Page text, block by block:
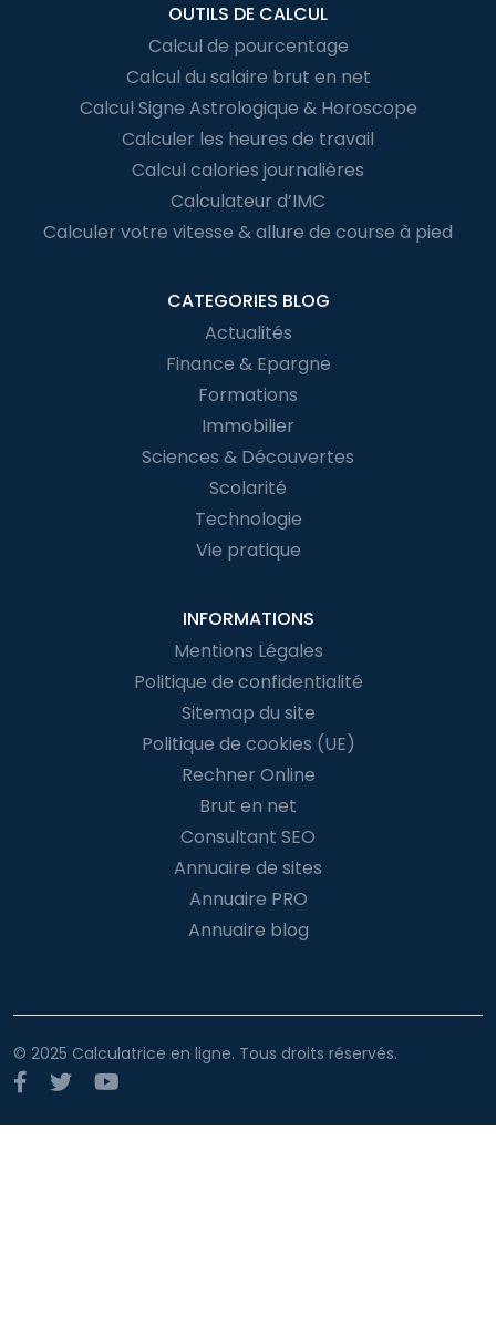
OUTILS DE CALCUL
Calcul de pourcentage
Calcul du salaire brut en net
Calcul Signe Astrologique & Horoscope
Calculer les heures de travail
Calcul calories journalières
Calculateur d’IMC
Calculer votre vitesse & allure de course à pied
CATEGORIES BLOG
Actualités
Finance & Epargne
Formations
Immobilier
Sciences & Découvertes
Scolarité
Technologie
Vie pratique
INFORMATIONS
Mentions Légales
Politique de confidentialité
Sitemap du site
Politique de cookies (UE)
Rechner Online
Brut en net
Consultant SEO
Annuaire de sites
Annuaire PRO
Annuaire blog
© 2025 Calculatrice en ligne. Tous droits réservés.